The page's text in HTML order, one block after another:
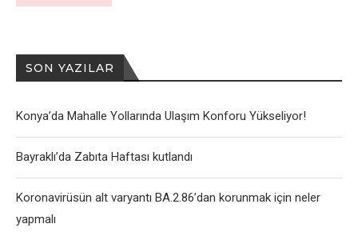
SON YAZILAR
Konya’da Mahalle Yollarında Ulaşım Konforu Yükseliyor!
Bayraklı’da Zabıta Haftası kutlandı
Koronavirüsün alt varyantı BA.2.86’dan korunmak için neler
yapmalı